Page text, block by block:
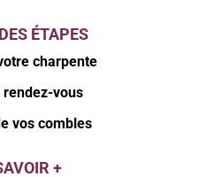
ÉTAPES
charpente
rendez-vous
vos combles
+